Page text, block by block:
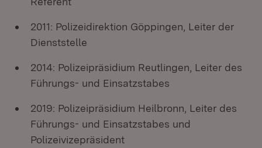
2011: Polizeidirektion Göppingen, Leiter der
Dienststelle
2014: Polizeipräsidium Reutlingen, Leiter des
Führungs- und Einsatzstabes
2019: Polizeipräsidium Heilbronn, Leiter des
Führungs- und Einsatzstabes und
Polizeivizepräsident